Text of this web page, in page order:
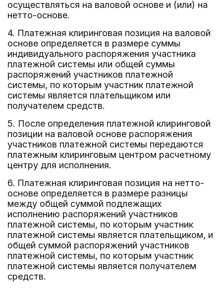
осуществляться на валовой основе и (или) на
нетто-основе.
4. Платежная клиринговая позиция на валовой
основе определяется в размере суммы
индивидуального распоряжения участника
платежной системы или общей суммы
распоряжений участников платежной
системы, по которым участник платежной
системы является плательщиком или
получателем средств.
5. После определения платежной клиринговой
позиции на валовой основе распоряжения
участников платежной системы передаются
платежным клиринговым центром расчетному
центру для исполнения.
6. Платежная клиринговая позиция на нетто-
основе определяется в размере разницы
между общей суммой подлежащих
исполнению распоряжений участников
платежной системы, по которым участник
платежной системы является плательщиком, и
общей суммой распоряжений участников
платежной системы, по которым участник
платежной системы является получателем
средств.